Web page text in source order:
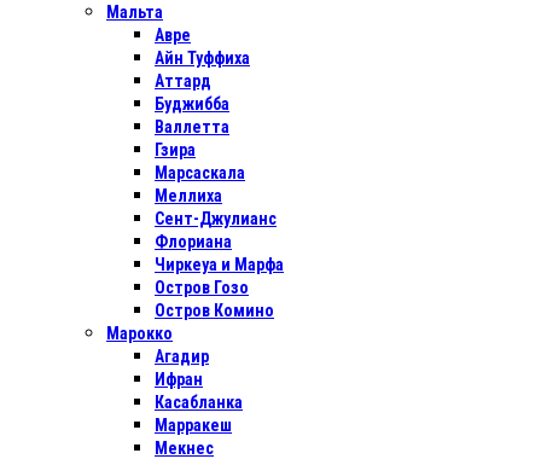
Мальта
Авре
Айн Туффиха
Аттард
Буджибба
Валлетта
Гзира
Марсаскала
Меллиха
Сент-Джулианс
Флориана
Чиркеуа и Марфа
Остров Гозо
Остров Комино
Марокко
Агадир
Ифран
Касабланка
Марракеш
Мекнес